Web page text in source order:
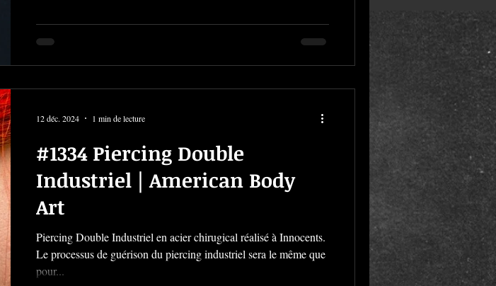
#1334 Piercing Double
Industriel | American Body
Art
Piercing Double Industriel en acier chirugical réalisé à Innocents.
Le processus de guérison du piercing industriel sera le même que
pour...
12 déc. 2024 1 min de lecture